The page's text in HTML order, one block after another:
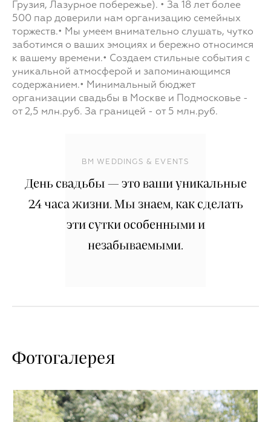
Грузия, Лазурное побережье). • За 18 лет более
500 пар доверили нам организацию семейных
торжеств.• Мы умеем внимательно слушать, чутко
заботимся о ваших эмоциях и бережно относимся
к вашему времени.• Создаем стильные события с
уникальной атмосферой и запоминающимся
содержанием.• Минимальный бюджет
организации свадьбы в Москве и Подмосковье -
от 2,5 млн.руб. За границей - от 5 млн.руб.
BM WEDDINGS & EVENTS
День свадьбы — это ваши уникальные
24 часа жизни. Мы знаем, как сделать
эти сутки особенными и
незабываемыми.
Фотогалерея